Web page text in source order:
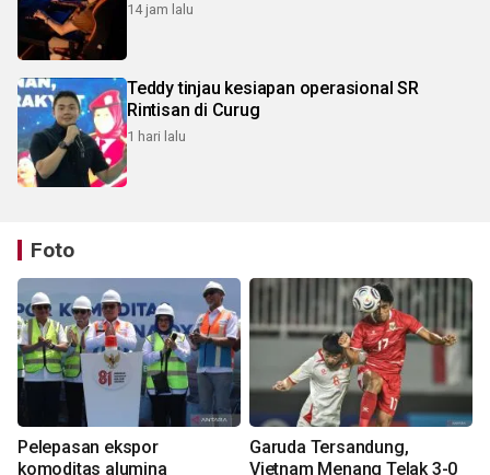
14 jam lalu
Teddy tinjau kesiapan operasional SR
Rintisan di Curug
1 hari lalu
Foto
Pelepasan ekspor
komoditas alumina
Garuda Tersandung,
Vietnam Menang Telak 3-0